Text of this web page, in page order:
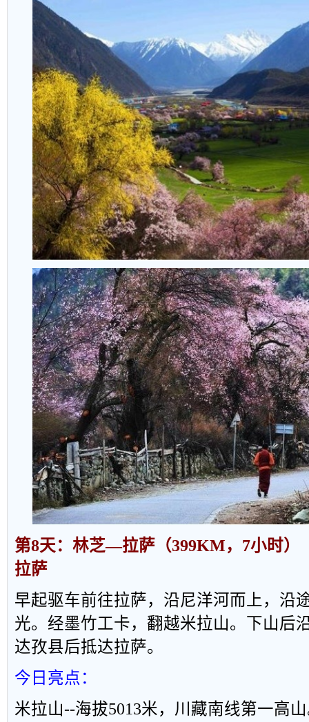
第8天：林芝—拉萨（399KM， 7小时）
拉萨
早起驱车前往拉萨，沿尼洋河而上，沿
光。经墨竹工卡，翻越米拉山。下山后
达孜县后抵达拉萨。
今日亮点：
米拉山--海拔5013米，川藏南线第一高